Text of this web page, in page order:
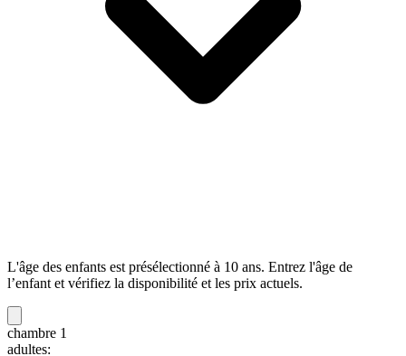
L'âge des enfants est présélectionné à 10 ans. Entrez l'âge de
l’enfant et vérifiez la disponibilité et les prix actuels.
chambre 1
adultes: